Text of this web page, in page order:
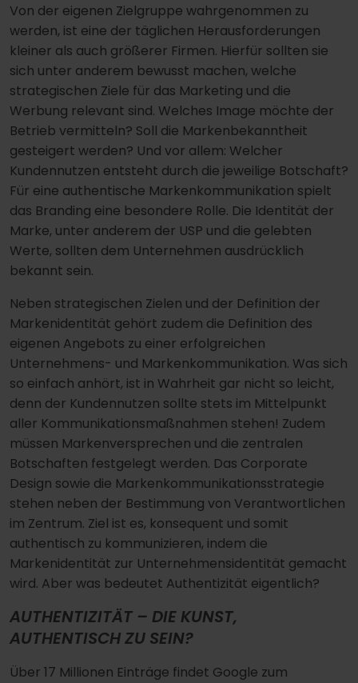
Von der eigenen Zielgruppe wahrgenommen zu
werden, ist eine der täglichen Herausforderungen
kleiner als auch größerer Firmen. Hierfür sollten sie
sich unter anderem bewusst machen, welche
strategischen Ziele für das Marketing und die
Werbung relevant sind. Welches Image möchte der
Betrieb vermitteln? Soll die Markenbekanntheit
gesteigert werden? Und vor allem: Welcher
Kundennutzen entsteht durch die jeweilige Botschaft?
Für eine authentische Markenkommunikation spielt
das Branding eine besondere Rolle. Die Identität der
Marke, unter anderem der USP und die gelebten
Werte, sollten dem Unternehmen ausdrücklich
bekannt sein.
Neben strategischen Zielen und der Definition der
Markenidentität gehört zudem die Definition des
eigenen Angebots zu einer erfolgreichen
Unternehmens- und Markenkommunikation. Was sich
so einfach anhört, ist in Wahrheit gar nicht so leicht,
denn der Kundennutzen sollte stets im Mittelpunkt
aller Kommunikationsmaßnahmen stehen! Zudem
müssen Markenversprechen und die zentralen
Botschaften festgelegt werden. Das Corporate
Design sowie die Markenkommunikationsstrategie
stehen neben der Bestimmung von Verantwortlichen
im Zentrum. Ziel ist es, konsequent und somit
authentisch zu kommunizieren, indem die
Markenidentität zur Unternehmensidentität gemacht
wird. Aber was bedeutet Authentizität eigentlich?
AUTHENTIZITÄT – DIE KUNST,
AUTHENTISCH ZU SEIN?
Über 17 Millionen Einträge findet Google zum